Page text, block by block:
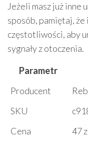
Jeżeli masz już inne
sposób, pamiętaj,
częstotliwości, aby
sygnały z otoczenia.
Parametr
Producent
SKU
Cena
47